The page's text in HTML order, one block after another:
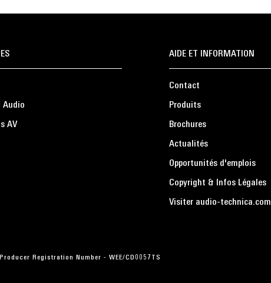
Audio
AV
AIDE ET INFORMATION
Contact
Produits
Brochures
Actualités
Opportunités d'emplois
Copyright & Infos Légales
Visiter audio-technica.com
Registration Number - WEE/CD0057TS